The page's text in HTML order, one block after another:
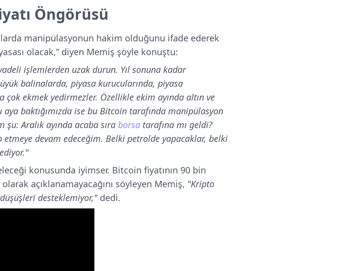
Öngörüsü
manipülasyonun hakim olduğunu ifade ederek
olacak,” diyen Memiş şöyle konuştu:
işlemlerden uzak durun. Yıl sonuna kadar
balinalarda, piyasa kurucularında, piyasa
çok ekmek yedirmezler. Özellikle ekim ayında altın ve
baktığımızda ise bu Bitcoin tarafında manipülasyon
Aralık ayında acaba sıra borsa tarafına mı geldi?
etmeye devam edeceğim. Belki petrolde yapacaklar, belki
konusunda iyimser. Bitcoin fiyatının 90 bin
açıklanamayacağını söyleyen Memiş, "Kripto
desteklemiyor,"dedi.